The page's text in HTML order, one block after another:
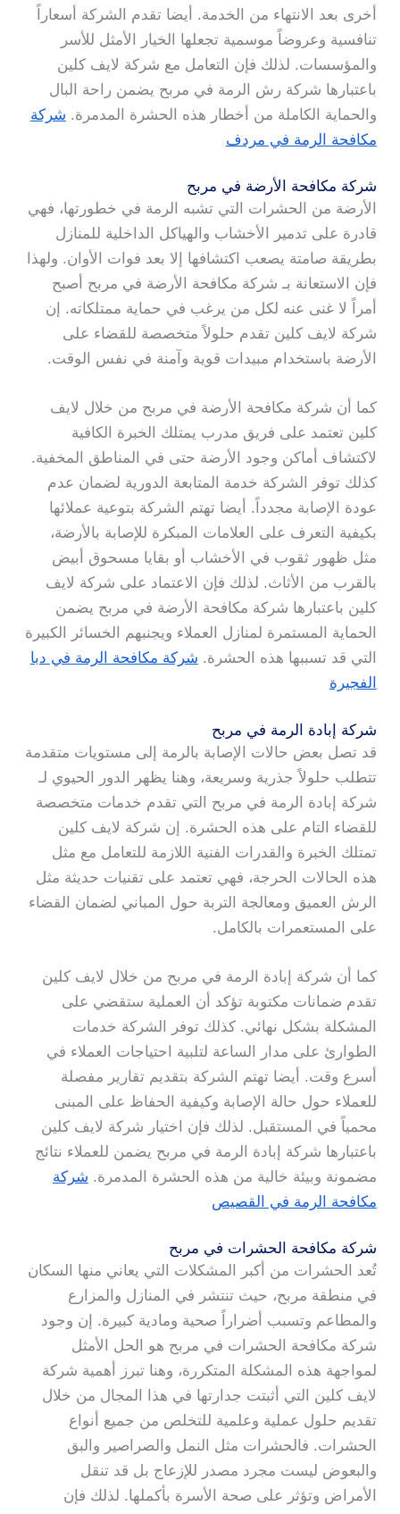
أخرى بعد الانتهاء من الخدمة. أيضا تقدم الشركة أسعاراً
تنافسية وعروضاً موسمية تجعلها الخيار الأمثل للأسر
والمؤسسات. لذلك فإن التعامل مع شركة لايف كلين
باعتبارها شركة رش الرمة في مربح يضمن راحة البال
والحماية الكاملة من أخطار هذه الحشرة المدمرة. شركة
مكافحة الرمة في مردف
شركة مكافحة الأرضة في مربح
الأرضة من الحشرات التي تشبه الرمة في خطورتها، فهي
قادرة على تدمير الأخشاب والهياكل الداخلية للمنازل
بطريقة صامتة يصعب اكتشافها إلا بعد فوات الأوان. ولهذا
فإن الاستعانة بـ شركة مكافحة الأرضة في مربح أصبح
أمراً لا غنى عنه لكل من يرغب في حماية ممتلكاته. إن
شركة لايف كلين تقدم حلولاً متخصصة للقضاء على
الأرضة باستخدام مبيدات قوية وآمنة في نفس الوقت.
كما أن شركة مكافحة الأرضة في مربح من خلال لايف
كلين تعتمد على فريق مدرب يمتلك الخبرة الكافية
لاكتشاف أماكن وجود الأرضة حتى في المناطق المخفية.
كذلك توفر الشركة خدمة المتابعة الدورية لضمان عدم
عودة الإصابة مجدداً. أيضا تهتم الشركة بتوعية عملائها
بكيفية التعرف على العلامات المبكرة للإصابة بالأرضة،
مثل ظهور ثقوب في الأخشاب أو بقايا مسحوق أبيض
بالقرب من الأثاث. لذلك فإن الاعتماد على شركة لايف
كلين باعتبارها شركة مكافحة الأرضة في مربح يضمن
الحماية المستمرة لمنازل العملاء ويجنبهم الخسائر الكبيرة
التي قد تسببها هذه الحشرة. شركة مكافحة الرمة في دبا
الفجيرة
شركة إبادة الرمة في مربح
قد تصل بعض حالات الإصابة بالرمة إلى مستويات متقدمة
تتطلب حلولاً جذرية وسريعة، وهنا يظهر الدور الحيوي لـ
شركة إبادة الرمة في مربح التي تقدم خدمات متخصصة
للقضاء التام على هذه الحشرة. إن شركة لايف كلين
تمتلك الخبرة والقدرات الفنية اللازمة للتعامل مع مثل
هذه الحالات الحرجة، فهي تعتمد على تقنيات حديثة مثل
الرش العميق ومعالجة التربة حول المباني لضمان القضاء
على المستعمرات بالكامل.
كما أن شركة إبادة الرمة في مربح من خلال لايف كلين
تقدم ضمانات مكتوبة تؤكد أن العملية ستقضي على
المشكلة بشكل نهائي. كذلك توفر الشركة خدمات
الطوارئ على مدار الساعة لتلبية احتياجات العملاء في
أسرع وقت. أيضا تهتم الشركة بتقديم تقارير مفصلة
للعملاء حول حالة الإصابة وكيفية الحفاظ على المبنى
محمياً في المستقبل. لذلك فإن اختيار شركة لايف كلين
باعتبارها شركة إبادة الرمة في مربح يضمن للعملاء نتائج
مضمونة وبيئة خالية من هذه الحشرة المدمرة. شركة
مكافحة الرمة في القصيص
شركة مكافحة الحشرات في مربح
تُعد الحشرات من أكبر المشكلات التي يعاني منها السكان
في منطقة مربح، حيث تنتشر في المنازل والمزارع
والمطاعم وتسبب أضراراً صحية ومادية كبيرة. إن وجود
شركة مكافحة الحشرات في مربح هو الحل الأمثل
لمواجهة هذه المشكلة المتكررة، وهنا تبرز أهمية شركة
لايف كلين التي أثبتت جدارتها في هذا المجال من خلال
تقديم حلول عملية وعلمية للتخلص من جميع أنواع
الحشرات. فالحشرات مثل النمل والصراصير والبق
والبعوض ليست مجرد مصدر للإزعاج بل قد تنقل
الأمراض وتؤثر على صحة الأسرة بأكملها. لذلك فإن